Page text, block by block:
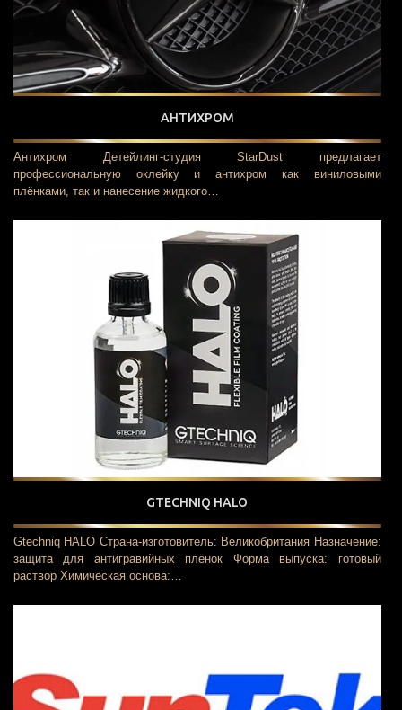
АНТИХРОМ
Антихром Детейлинг-студия StarDust предлагает
профессиональную оклейку и антихром как виниловыми
плёнками, так и нанесение жидкого…
GTECHNIQ HALO
Gtechniq HALO Страна-изготовитель: Великобритания Назначение:
защита для антигравийных плёнок Форма выпуска: готовый
раствор Химическая основа:…